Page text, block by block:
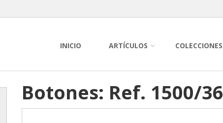
INICIO ARTÍCULOS COLECCIONES
Botones: Ref. 1500/36